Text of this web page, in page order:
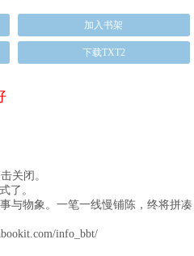
加入书架
下载TXT2
关闭。
了。
与物象。一笔一线慢铺陈，终将拼凑
info_bbt/